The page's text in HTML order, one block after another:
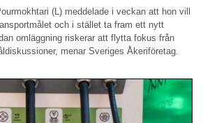
(L) meddelade i veckan att hon vill
och i stället ta fram ett nytt
omläggning riskerar att flytta fokus från
menar Sveriges Åkeriföretag.